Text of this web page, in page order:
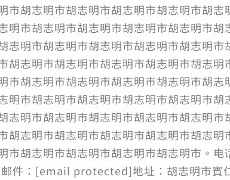
胡志明市胡志明市胡志明市胡志明市胡志
市胡志明市胡志明市胡志明市胡志明市胡
明市胡志明市胡志明市胡志明市胡志明市
志明市胡志明市胡志明市胡志明市胡志明
胡志明市胡志明市胡志明市胡志明市胡志
市胡志明市胡志明市胡志明市胡志明市胡
明市胡志明市胡志明市胡志明市胡志明市
志明市胡志明市胡志明市胡志明市胡志明
胡志明市胡志明市胡志明市胡志明市。电
件：[email protected]地址：胡志明市賓